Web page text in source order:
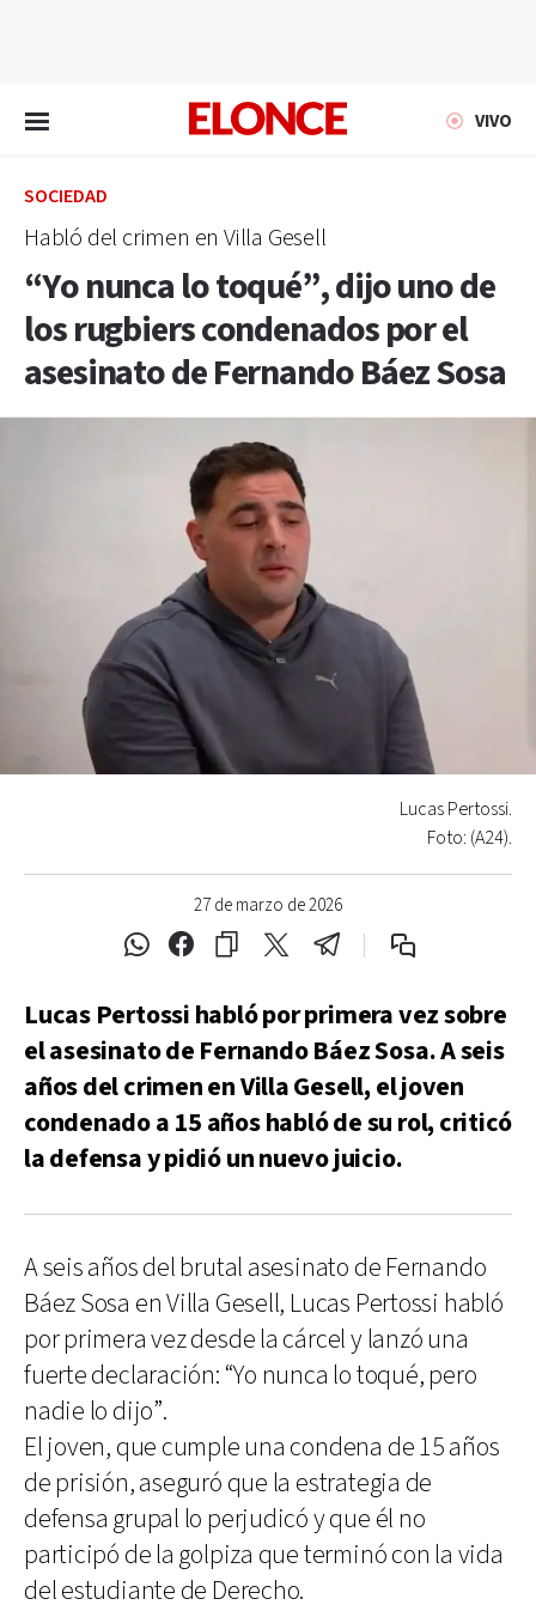
VIVO
SOCIEDAD
Habló del crimen en Villa Gesell
“Yo nunca lo toqué”, dijo uno de
los rugbiers condenados por el
asesinato de Fernando Báez Sosa
27 de marzo de 2026
Lucas Pertossi.
Foto: (A24).
Lucas Pertossi habló por primera vez sobre
el asesinato de Fernando Báez Sosa. A seis
años del crimen en Villa Gesell, el joven
condenado a 15 años habló de su rol, criticó
la defensa y pidió un nuevo juicio.
A seis años del brutal asesinato de Fernando
Báez Sosa en Villa Gesell, Lucas Pertossi habló
por primera vez desde la cárcel y lanzó una
fuerte declaración: “Yo nunca lo toqué, pero
nadie lo dijo”.
El joven, que cumple una condena de 15 años
de prisión, aseguró que la estrategia de
defensa grupal lo perjudicó y que él no
participó de la golpiza que terminó con la vida
del estudiante de Derecho.